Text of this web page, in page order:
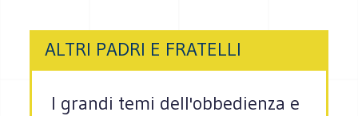
ALTRI PADRI E FRATELLI
I grandi temi dell'obbedienza e